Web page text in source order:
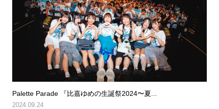
Palette Parade 『比嘉ゆめの生誕祭2024〜夏...
2024.09.24